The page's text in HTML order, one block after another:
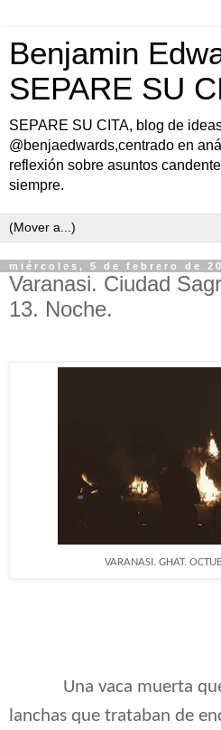
Benjamin
SEPARE SU
SEPARE SU CITA, blog de
@benjaedwards,centrado en
reflexión sobre asuntos
siempre.
miércoles, 5 de febrero de
Varanasi. Ciudad
13. Noche.
VARANASI. GHAT.
Una vaca muerta
lanchas que trataban de